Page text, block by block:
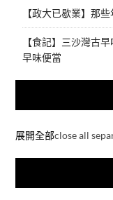
【政大已歇業】那
【食記】三沙灣古
早味便當
展開全部close all